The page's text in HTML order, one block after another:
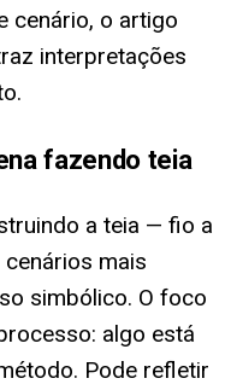
cenário, o artigo
interpretações
fazendo teia
a teia — fio a
mais
simbólico. O foco
algo está
Pode refletir